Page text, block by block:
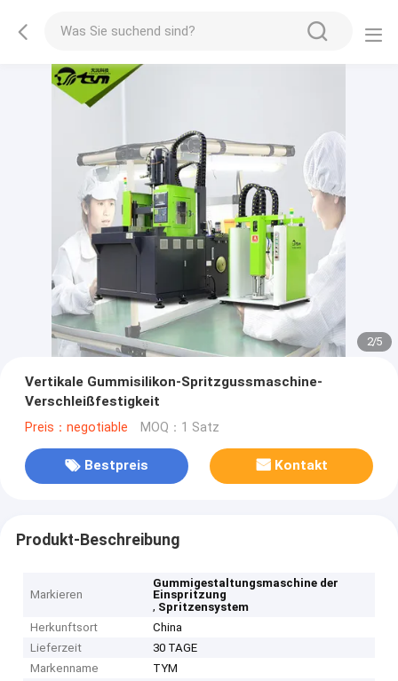
2/5
Vertikale Gummisilikon-Spritzgussmaschine-
Verschleißfestigkeit
Preis：negotiable MOQ：1 Satz
Bestpreis Kontakt
Produkt-Beschreibung
Markieren
Gummigestaltungsmaschine der
Einspritzung
, Spritzensystem
Herkunftsort
China
Lieferzeit
30 TAGE
Markenname
TYM